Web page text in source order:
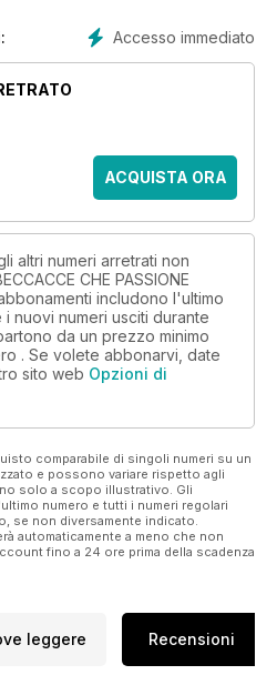
Accesso immediato
ACQUISTA ORA
altri numeri arretrati non
CHE PASSIONE
includono l'ultimo
nuovi numeri usciti durante
da un prezzo minimo
. Se volete abbonarvi, date
sito web Opzioni di
comparabile di singoli numeri su un
e possono variare rispetto agli
solo a scopo illustrativo. Gli
numero e tutti i numeri regolari
se non diversamente indicato.
automaticamente a meno che non
fino a 24 ore prima della scadenza
leggere Recensioni